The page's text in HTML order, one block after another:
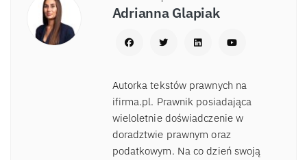
Adrianna Glapiak
Autorka tekstów prawnych na
ifirma.pl. Prawnik posiadająca
wieloletnie doświadczenie w
doradztwie prawnym oraz
podatkowym. Na co dzień swoją